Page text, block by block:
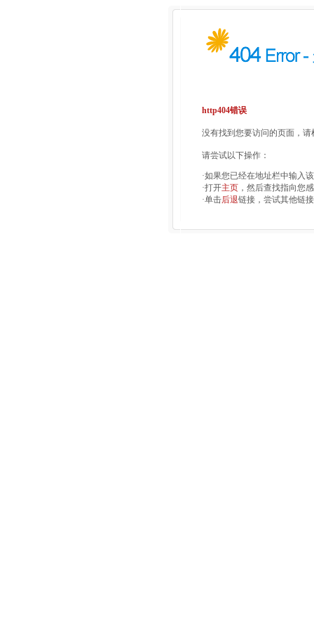
http404错误
没有找到您要访问的页面，
请尝试以下操作：
·如果您已经在地址栏中输入
·打开主页 ，然后查找指向您
·单击后退链接，尝试其他链